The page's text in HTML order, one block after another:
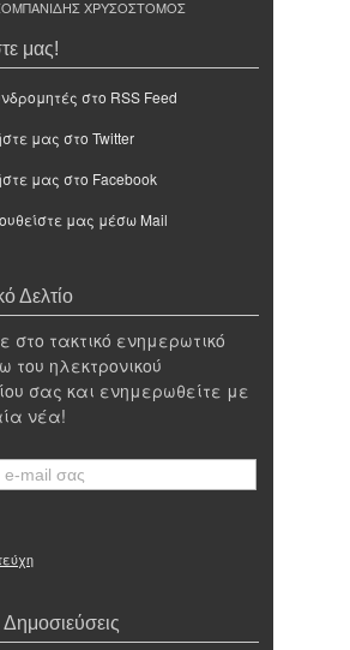
ΧΡΥΣΟΣΤΟΜΟΣ
μας!
στο RSS Feed
μας στο Twitter
μας στο Facebook
μας μέσω Mail
Δελτίο
στο τακτικό ενημερωτικό
του ηλεκτρονικού
σας και ενημερωθείτε με
νέα!